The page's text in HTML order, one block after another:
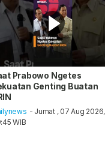
Prabowo Ngetes
Genting Buatan
- Jumat , 07 Aug 2026,
WIB